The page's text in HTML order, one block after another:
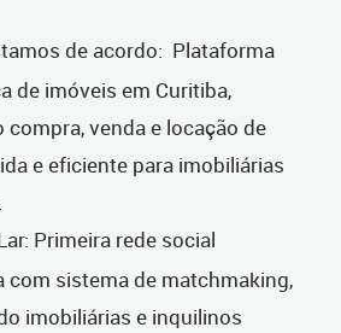
de acordo: Plataforma
de imóveis em Curitiba,
compra, venda e locação de
e eficiente para imobiliárias
Primeira rede social
com sistema de matchmaking,
imobiliárias e inquilinos